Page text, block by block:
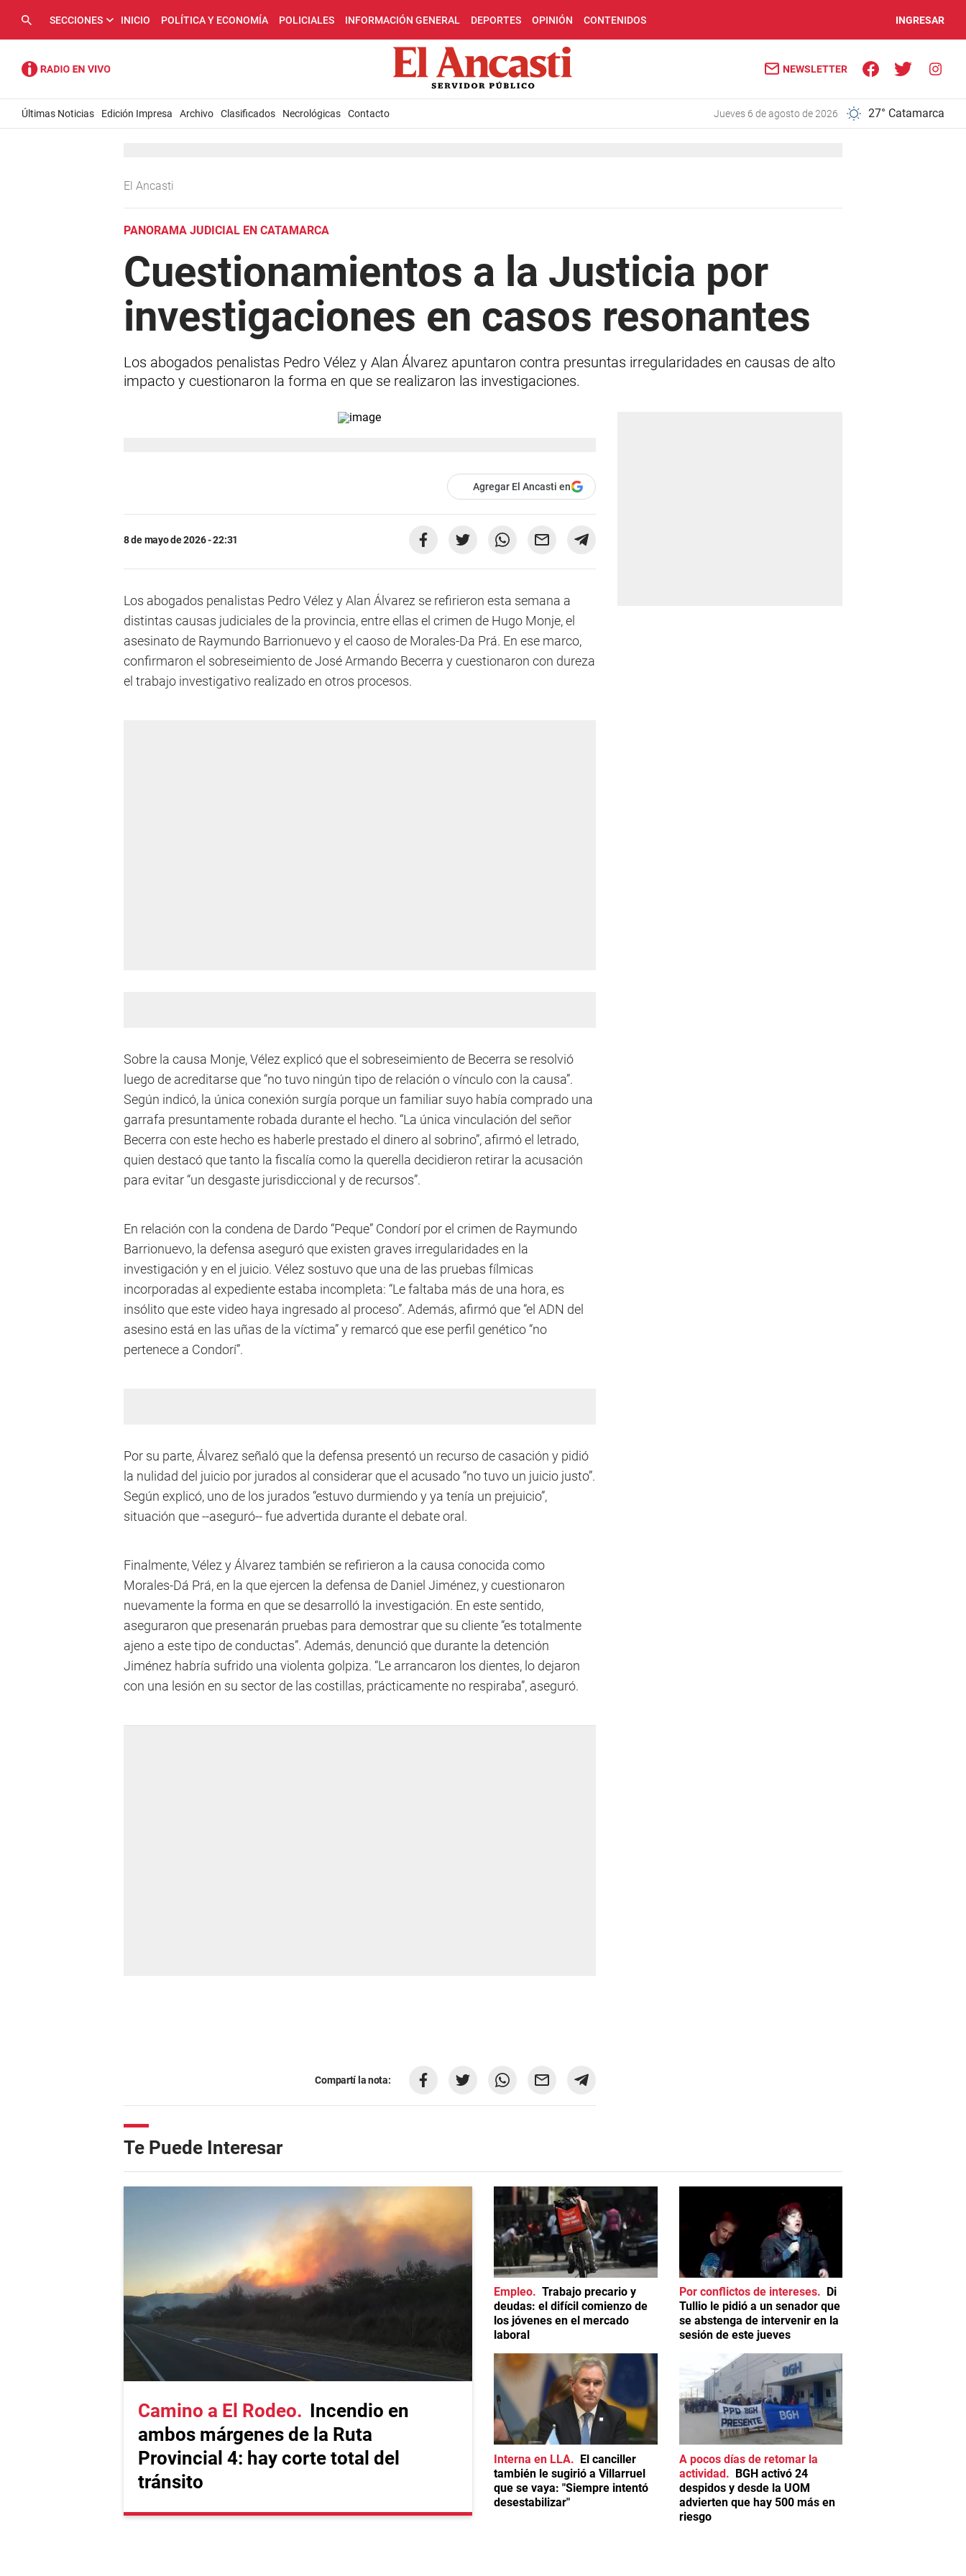
SECCIONES INICIO POLÍTICA Y ECONOMÍA POLICIALES INFORMACIÓN GENERAL DEPORTES OPINIÓN CONTENIDOS INGRESAR
NEWSLETTER
Últimas Noticias Edición Impresa Archivo Clasificados Necrológicas Contacto jueves 6 de agosto de 2026 27° Catamarca
El Ancasti
PANORAMA JUDICIAL EN CATAMARCA
Cuestionamientos a la Justicia por
investigaciones en casos resonantes
Los abogados penalistas Pedro Vélez y Alan Álvarez apuntaron contra presuntas irregularidades en causas de alto
impacto y cuestionaron la forma en que se realizaron las investigaciones.
Agregar El Ancasti en
8 de mayo de 2026 - 22:31
Los abogados penalistas Pedro Vélez y Alan Álvarez se refirieron esta semana a
distintas causas judiciales de la provincia, entre ellas el crimen de Hugo Monje, el
asesinato de Raymundo Barrionuevo y el caoso de Morales-Da Prá. En ese marco,
confirmaron el sobreseimiento de José Armando Becerra y cuestionaron con dureza
el trabajo investigativo realizado en otros procesos.
Sobre la causa Monje, Vélez explicó que el sobreseimiento de Becerra se resolvió
luego de acreditarse que “no tuvo ningún tipo de relación o vínculo con la causa”.
Según indicó, la única conexión surgía porque un familiar suyo había comprado una
garrafa presuntamente robada durante el hecho. “La única vinculación del señor
Becerra con este hecho es haberle prestado el dinero al sobrino”, afirmó el letrado,
quien destacó que tanto la fiscalía como la querella decidieron retirar la acusación
para evitar “un desgaste jurisdiccional y de recursos”.
En relación con la condena de Dardo “Peque” Condorí por el crimen de Raymundo
Barrionuevo, la defensa aseguró que existen graves irregularidades en la
investigación y en el juicio. Vélez sostuvo que una de las pruebas fílmicas
incorporadas al expediente estaba incompleta: “Le faltaba más de una hora, es
insólito que este video haya ingresado al proceso”. Además, afirmó que “el ADN del
asesino está en las uñas de la víctima” y remarcó que ese perfil genético “no
pertenece a Condorí”.
Por su parte, Álvarez señaló que la defensa presentó un recurso de casación y pidió
la nulidad del juicio por jurados al considerar que el acusado “no tuvo un juicio justo”.
Según explicó, uno de los jurados “estuvo durmiendo y ya tenía un prejuicio”,
situación que --aseguró-- fue advertida durante el debate oral.
Finalmente, Vélez y Álvarez también se refirieron a la causa conocida como
Morales-Dá Prá, en la que ejercen la defensa de Daniel Jiménez, y cuestionaron
nuevamente la forma en que se desarrolló la investigación. En este sentido,
aseguraron que presenarán pruebas para demostrar que su cliente “es totalmente
ajeno a este tipo de conductas”. Además, denunció que durante la detención
Jiménez habría sufrido una violenta golpiza. “Le arrancaron los dientes, lo dejaron
con una lesión en su sector de las costillas, prácticamente no respiraba”, aseguró.
Compartí la nota:
Te Puede Interesar
Camino a El Rodeo
Incendio en
ambos márgenes de la Ruta
Provincial 4: hay corte total del
tránsito
Empleo
Trabajo precario y
deudas: el difícil comienzo de
los jóvenes en el mercado
laboral
Por conflictos de intereses
Di
Tullio le pidió a un senador que
se abstenga de intervenir en la
sesión de este jueves
Interna en LLA
El canciller
también le sugirió a Villarruel
que se vaya: "Siempre intentó
desestabilizar"
A pocos días de retomar la
actividad
BGH activó 24
despidos y desde la UOM
advierten que hay 500 más en
riesgo